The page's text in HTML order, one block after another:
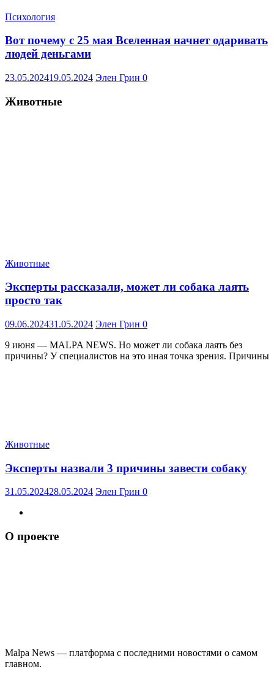
Психология
Вот почему с 25 мая Вселенная начнет одаривать
людей деньгами
23.05.202419.05.2024 Элен Грин 0
Животные
Животные
Эксперты рассказали, может ли собака лаять
просто так
09.06.202431.05.2024 Элен Грин 0
9 июня — MALPA NEWS. Но может ли собака лаять без
причины? У специалистов на это иная точка зрения. Причины
Животные
Эксперты назвали 3 причины завести собаку
31.05.202428.05.2024 Элен Грин 0
О проекте
Malpa News — платформа с последними новостями о самом
главном.